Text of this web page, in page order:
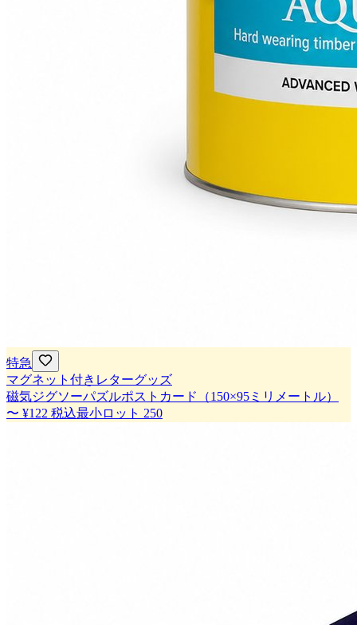
特急
マグネット付きレターグッズ
磁気ジグソーパズルポストカード（150×95ミリメートル）
〜 ¥122 税込最小ロット 250